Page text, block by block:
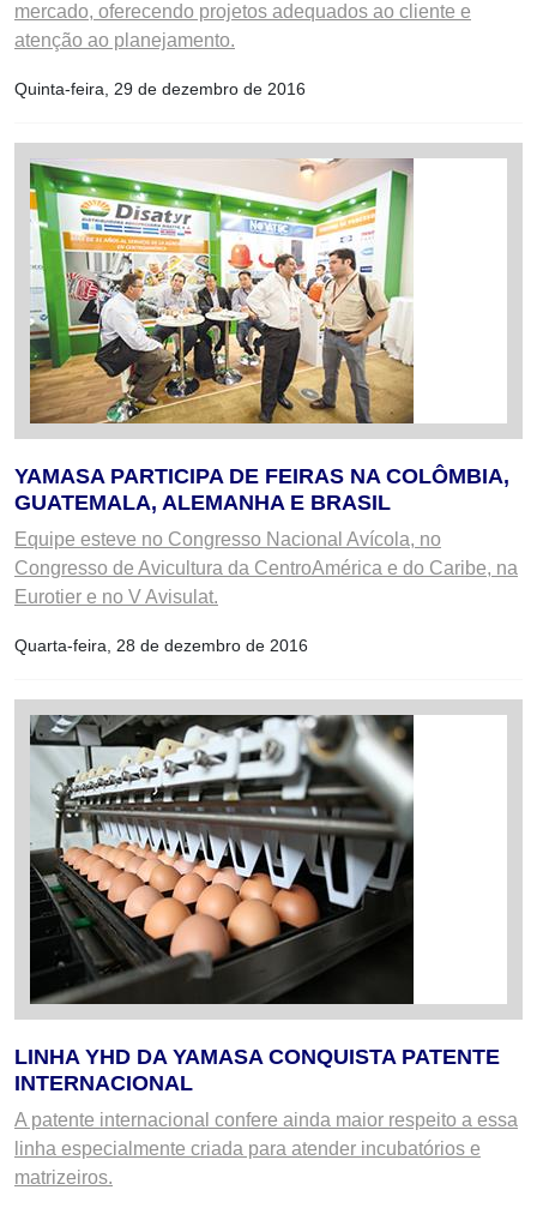
mercado, oferecendo projetos adequados ao cliente e
atenção ao planejamento.
Quinta-feira, 29 de dezembro de 2016
YAMASA PARTICIPA DE FEIRAS NA COLÔMBIA,
GUATEMALA, ALEMANHA E BRASIL
Equipe esteve no Congresso Nacional Avícola, no
Congresso de Avicultura da CentroAmérica e do Caribe, na
Eurotier e no V Avisulat.
Quarta-feira, 28 de dezembro de 2016
LINHA YHD DA YAMASA CONQUISTA PATENTE
INTERNACIONAL
A patente internacional confere ainda maior respeito a essa
linha especialmente criada para atender incubatórios e
matrizeiros.